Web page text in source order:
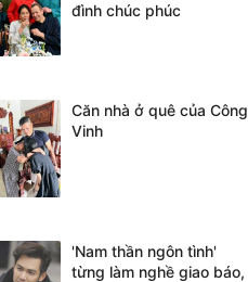
đình chúc phúc
Căn nhà ở quê của Công
Vinh
'Nam thần ngôn tình'
từng làm nghề giao báo,